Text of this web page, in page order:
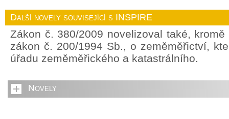
Další novely související s INSPIRE
Zákon č. 380/2009 novelizoval také,
zákon č. 200/1994 Sb., o zeměměřictví,
úřadu zeměměřického a katastrálního.
Novely